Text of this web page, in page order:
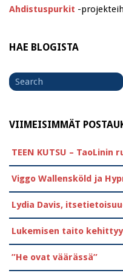
Ahdistuspurkit -
HAE BLOGISTA
Search
for
VIIMEISIMMÄT
TEEN KUTSU –
Viggo Wallensköld ja
Lydia Davis,
Lukemisen taito
”He ovat väärässä”